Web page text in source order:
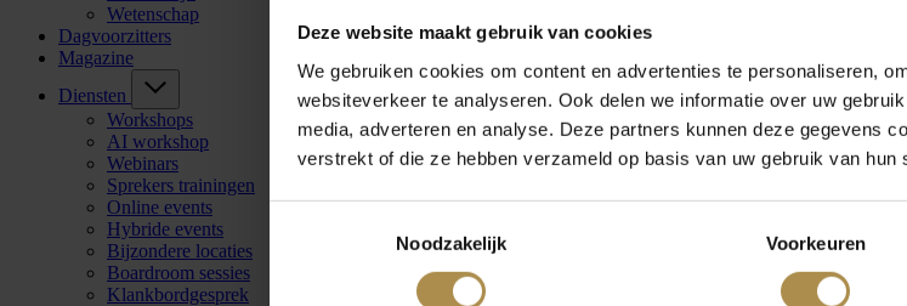
Deze website maakt gebruik van cookies
We gebruiken cookies om content en advertenties te personaliseren,
websiteverkeer te analyseren. Ook delen we informatie over uw
media, adverteren en analyse. Deze partners kunnen deze gegevens
verstrekt of die ze hebben verzameld op basis van uw gebruik van hun
Noodzakelijk
Voorkeuren
Wetenschap
Dagvoorzitters
Magazine
Diensten
Workshops
AI workshop
Webinars
Sprekers trainingen
Online events
Hybride events
Bijzondere locaties
Boardroom sessies
Klankbordgesprek